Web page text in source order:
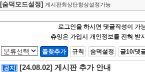
[숨덕모드설정] 게시판최상단항상설정가능
로그인을 하시면 댓글작성이 가
츄잉은 가입시 개인정보를 전혀 받
즐찾추가 규칙 숨덕설정 글10/댓
[공지] [24.08.02] 게시판 추가 안내